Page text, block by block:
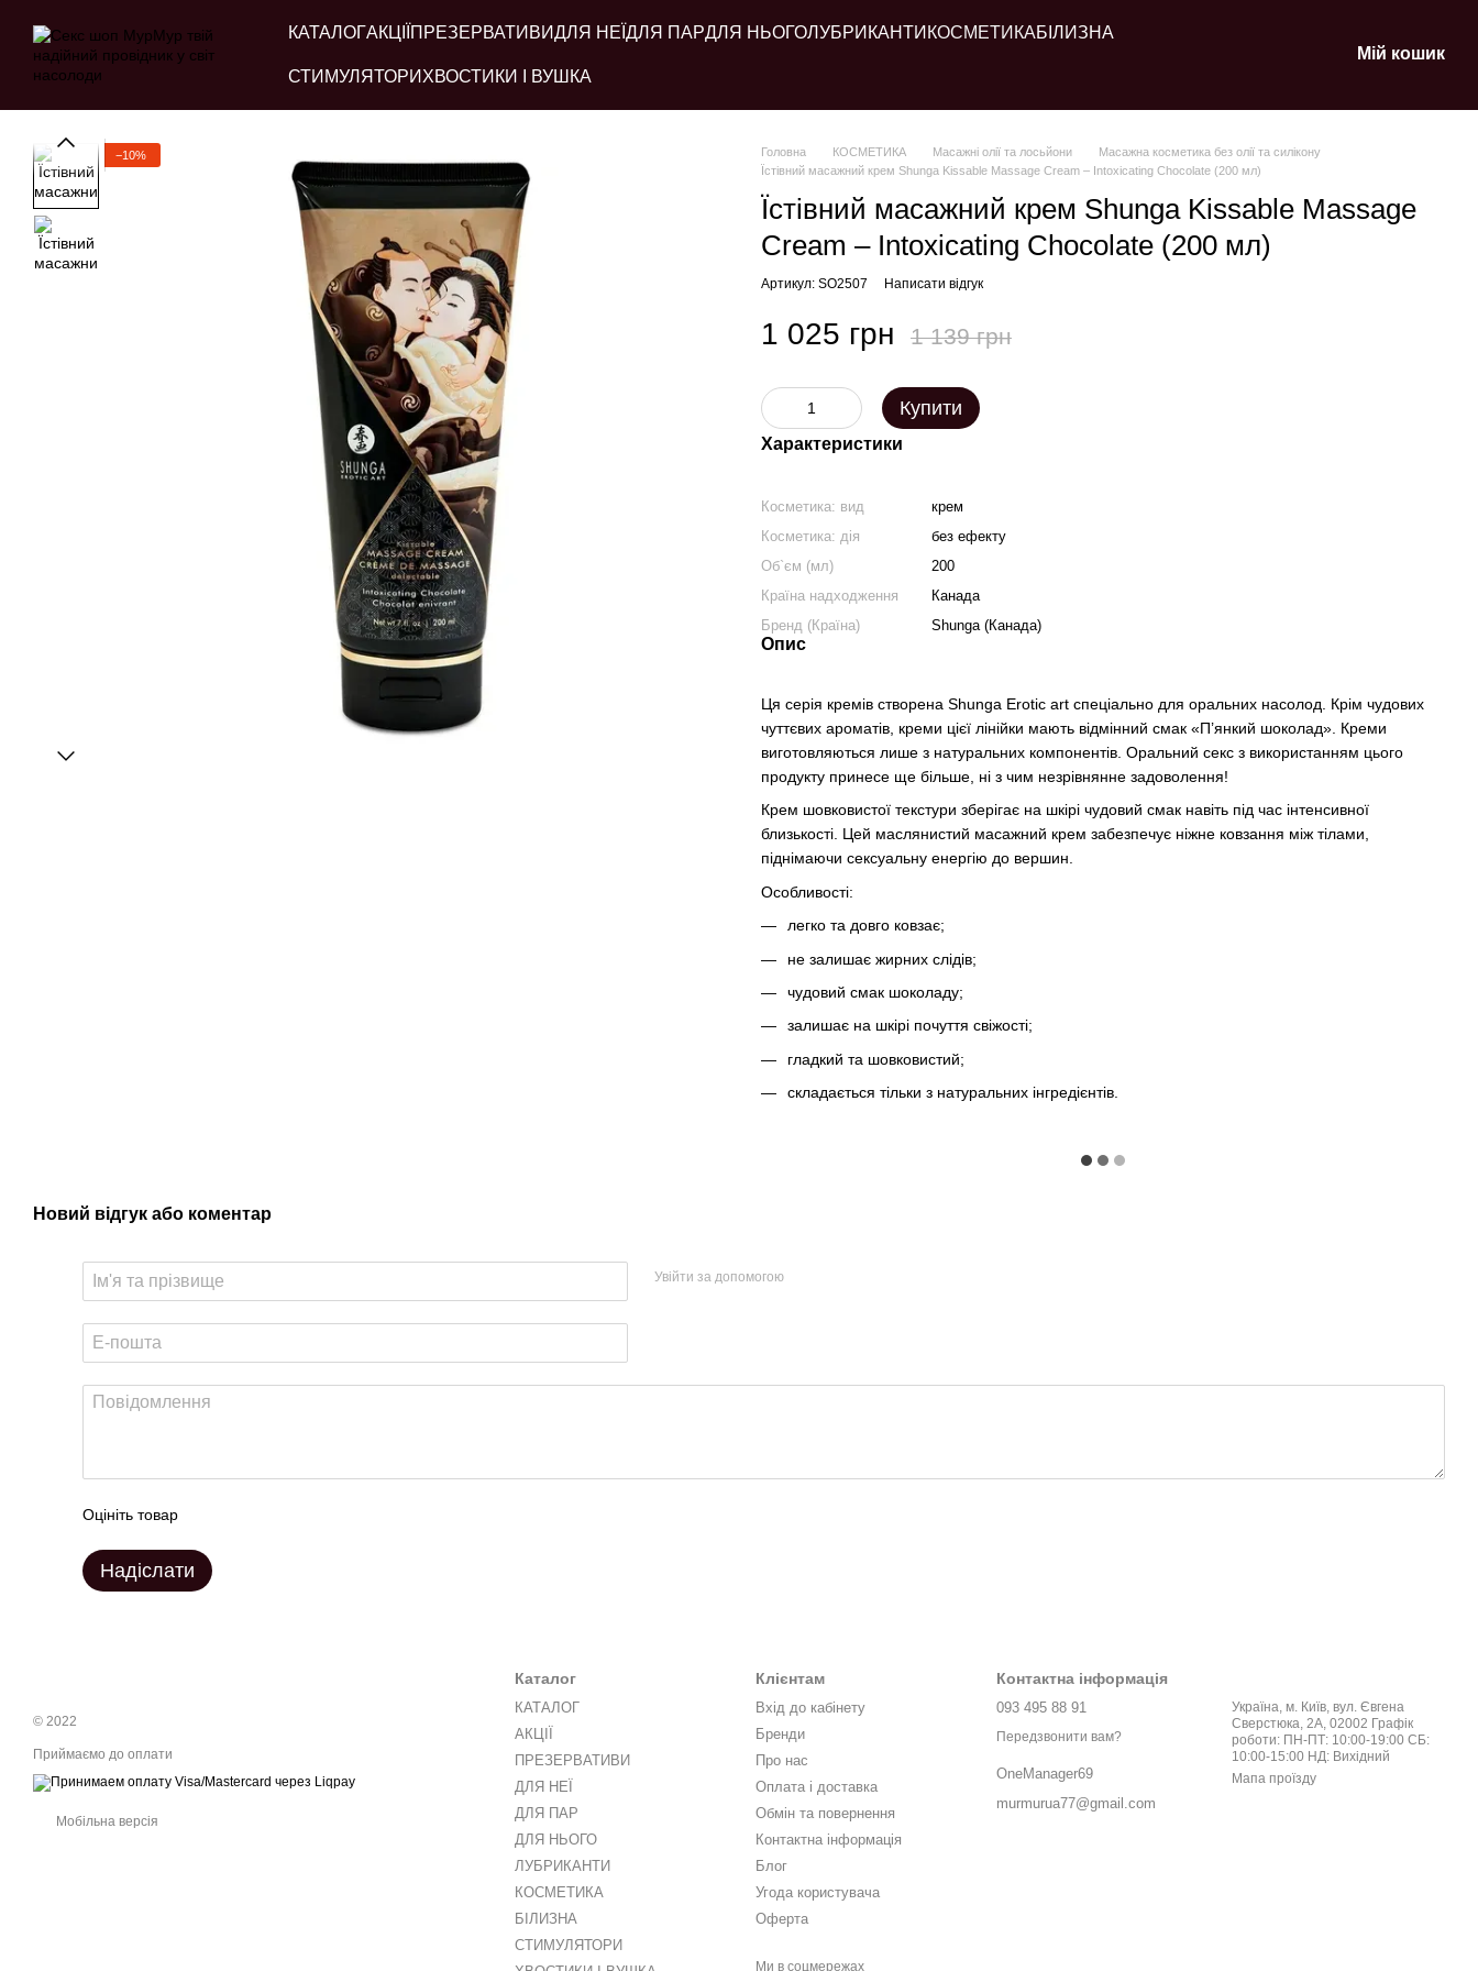
КАТАЛОГАКЦІЇ ПРЕЗЕРВАТИВИДЛЯ НЕЇ ДЛЯ ПАРДЛЯ НЬОГОЛУБРИКАНТИ КОСМЕТИКАБІЛИЗНА
СТИМУЛЯТОРИ ХВОСТИКИ І ВУШКА
Мій кошик
−10% Головна КОСМЕТИКА Масажні олії та лосьйони
Масажна косметика без олії та силікону
Їстівний масажний крем Shunga Kissable Massage Cream – Intoxicating Chocolate (200 мл)
Їстівний масажний крем Shunga Kissable Massage
Cream – Intoxicating Chocolate (200 мл)
Артикул: SO2507 Написати відгук
1 025 грн 1 139 грн
Купити
Характеристики
Косметика: вид
крем
Косметика: дія
без ефекту
Об`єм (мл)
200
Країна надходження
Канада
Бренд (Країна)
Shunga (Канада)
Опис
Ця серія кремів створена Shunga Erotic art спеціально для оральних насолод. Крім чудових
чуттєвих ароматів, креми цієї лінійки мають відмінний смак «П’янкий шоколад». Креми
виготовляються лише з натуральних компонентів. Оральний секс з використанням цього
продукту принесе ще більше, ні з чим незрівнянне задоволення!
Крем шовковистої текстури зберігає на шкірі чудовий смак навіть під час інтенсивної
близькості. Цей маслянистий масажний крем забезпечує ніжне ковзання між тілами,
піднімаючи сексуальну енергію до вершин.
Особливості:
легко та довго ковзає;
не залишає жирних слідів;
чудовий смак шоколаду;
залишає на шкірі почуття свіжості;
гладкий та шовковистий;
складається тільки з натуральних інгредієнтів.
Новий відгук або коментар
Увійти за допомогою
Оцініть товар
Надіслати
© 2022
Приймаємо до оплати
Мобільна версія
Каталог
КАТАЛОГ
АКЦІЇ
ПРЕЗЕРВАТИВИ
ДЛЯ НЕЇ
ДЛЯ ПАР
ДЛЯ НЬОГО
ЛУБРИКАНТИ
КОСМЕТИКА
БІЛИЗНА
СТИМУЛЯТОРИ
Клієнтам
Вхід до кабінету
Бренди
Про нас
Оплата і доставка
Обмін та повернення
Контактна інформація
Блог
Угода користувача
Оферта
Ми в соцмережах
Контактна інформація
093 495 88 91
Передзвонити вам?
OneManager69
murmurua77@gmail.com
Україна, м. Київ, вул. Євгена
Сверстюка, 2А, 02002 Графік
роботи: ПН-ПТ: 10:00-19:00 СБ:
10:00-15:00 НД: Вихідний
Мапа проїзду